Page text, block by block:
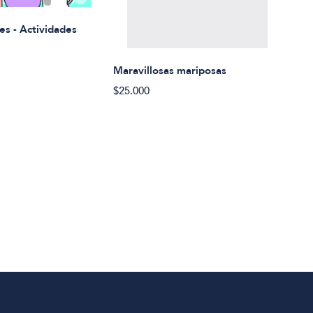
- Actividades
Maravillosas mariposas
$25.000